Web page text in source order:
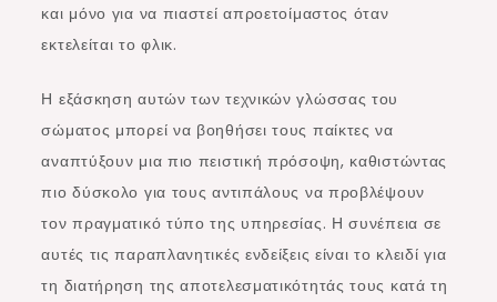
και μόνο για να πιαστεί απροετοίμαστος όταν
εκτελείται το φλικ.
Η εξάσκηση αυτών των τεχνικών γλώσσας του
σώματος μπορεί να βοηθήσει τους παίκτες να
αναπτύξουν μια πιο πειστική πρόσοψη, καθιστώντας
πιο δύσκολο για τους αντιπάλους να προβλέψουν
τον πραγματικό τύπο της υπηρεσίας. Η συνέπεια σε
αυτές τις παραπλανητικές ενδείξεις είναι το κλειδί για
τη διατήρηση της αποτελεσματικότητάς τους κατά τη